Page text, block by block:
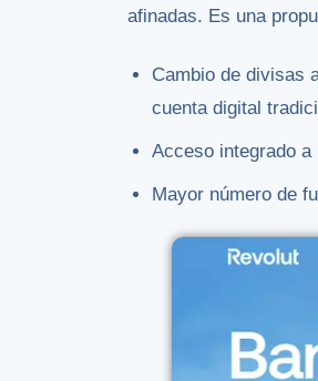
afinadas. Es una
Cambio de divisas
cuenta digital
Acceso integrado a
Mayor número de